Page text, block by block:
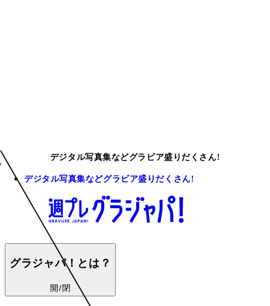
デジタル写真集などグラビア盛りだくさん!
デジタル写真集などグラビア盛りだくさん!
グラジャパ！とは？
開/閉